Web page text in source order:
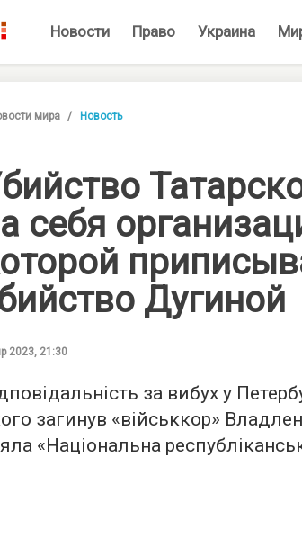
Новости Право Украина
мира Новость
себя
Дугиной
2023, 21:30
за вибух у
загинув «військкор»
«Національна